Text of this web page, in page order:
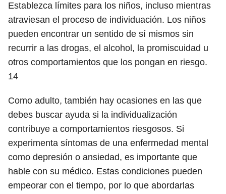
Establezca límites para los niños, incluso mientras
atraviesan el proceso de individuación. Los niños
pueden encontrar un sentido de sí mismos sin
recurrir a las drogas, el alcohol, la promiscuidad u
otros comportamientos que los pongan en riesgo.
14
Como adulto, también hay ocasiones en las que
debes buscar ayuda si la individualización
contribuye a comportamientos riesgosos. Si
experimenta síntomas de una enfermedad mental
como depresión o ansiedad, es importante que
hable con su médico. Estas condiciones pueden
empeorar con el tiempo, por lo que abordarlas